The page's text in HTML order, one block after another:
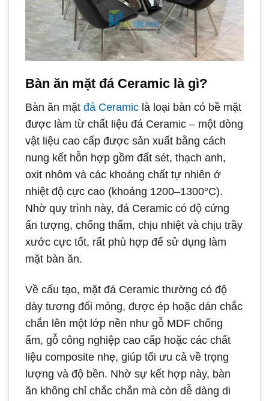
Bàn ăn mặt đá Ceramic là gì?
Bàn ăn mặtđá Ceramic là loại bàn có bề mặt
được làm từ chất liệu đá Ceramic – một dòng
vật liệu cao cấp được sản xuất bằng cách
nung kết hỗn hợp gồm đất sét, thạch anh,
oxit nhôm và các khoáng chất tự nhiên ở
nhiệt độ cực cao (khoảng 1200–1300°C).
Nhờ quy trình này, đá Ceramic có độ cứng
ấn tượng, chống thấm, chịu nhiệt và chịu trầy
xước cực tốt, rất phù hợp để sử dụng làm
mặt bàn ăn.
Về cấu tạo, mặt đá Ceramic thường có độ
dày tương đối mỏng, được ép hoặc dán chắc
chắn lên một lớp nền như gỗ MDF chống
ẩm, gỗ công nghiệp cao cấp hoặc các chất
liệu composite nhẹ, giúp tối ưu cả về trọng
lượng và độ bền. Nhờ sự kết hợp này, bàn
ăn không chỉ chắc chắn mà còn dễ dàng di